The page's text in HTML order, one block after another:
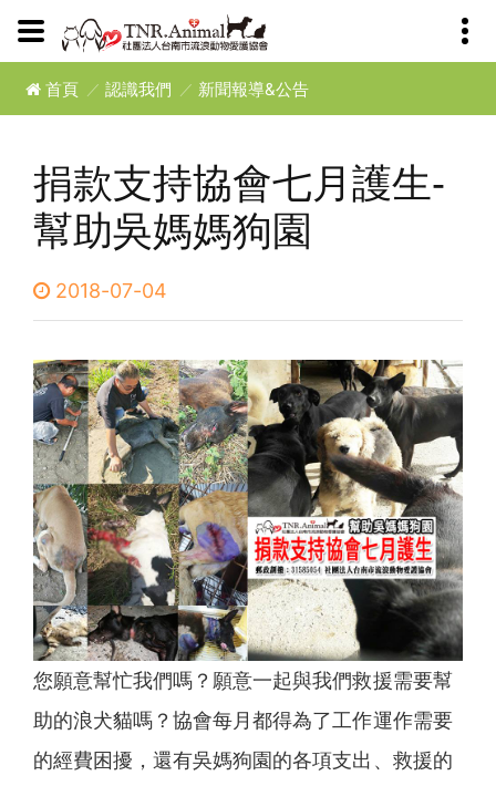
首頁 認識我們 新聞報導&公告
捐款支持協會七月護生-
幫助吳媽媽狗園
2018-07-04
您願意幫忙我們嗎？願意一起與我們救援需要幫
助的浪犬貓嗎？協會每月都得為了工作運作需要
的經費困擾，還有吳媽狗園的各項支出、救援的